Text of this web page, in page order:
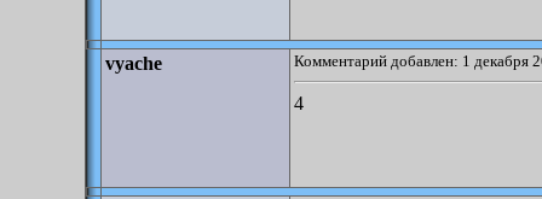
vyache Комментарий добавлен: 1 декабря
4